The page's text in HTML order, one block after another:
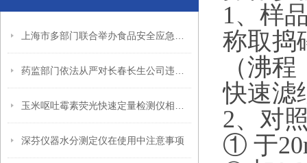
深芬仪器水分测定仪在使用中注意事项
1、样
称取捣
（沸
快速滤
2、对
① 于